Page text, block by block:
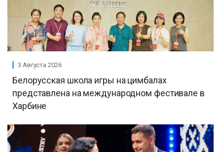
3 Августа 2026
Белорусская школа игры на цимбалах
представлена на международном фестивале в
Харбине